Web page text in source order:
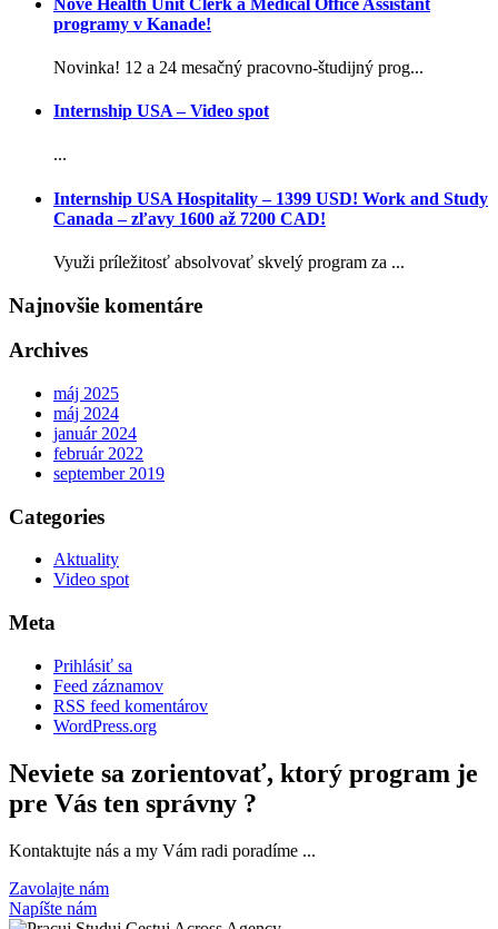
programy v Kanade!
Novinka! 12 a 24 mesačný pracovno-študijný prog...
Internship USA – Video spot
...
Internship USA Hospitality – 1399 USD! Work and Study
Canada – zľavy 1600 až 7200 CAD!
Využi príležitosť absolvovať skvelý program za ...
Najnovšie komentáre
Archives
máj 2025
máj 2024
január 2024
február 2022
september 2019
Categories
Aktuality
Video spot
Meta
Prihlásiť sa
Feed záznamov
RSS feed komentárov
WordPress.org
Neviete sa zorientovať, ktorý program je
pre Vás ten správny ?
Kontaktujte nás a my Vám radi poradíme ...
Zavolajte nám
Napíšte nám